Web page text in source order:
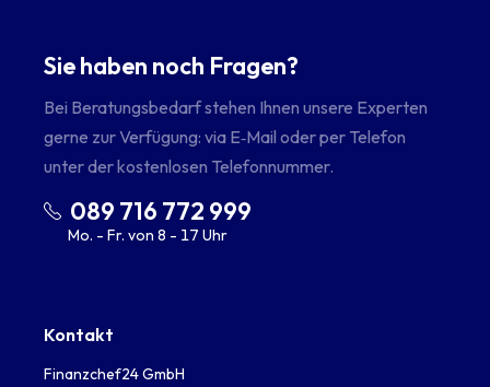
Sie haben noch Fragen?
Bei Beratungsbedarf stehen Ihnen unsere Experten
gerne zur Verfügung: via E‑Mail oder per Telefon
unter der kostenlosen Telefonnummer.
089 716 772 999
Mo. - Fr. von 8 - 17 Uhr
Kontakt
Finanzchef24 GmbH